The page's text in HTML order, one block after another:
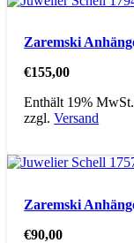
Zaremski
€155,00
Enthält 19% MwSt.
zzgl.Versand
Zaremski
€90,00